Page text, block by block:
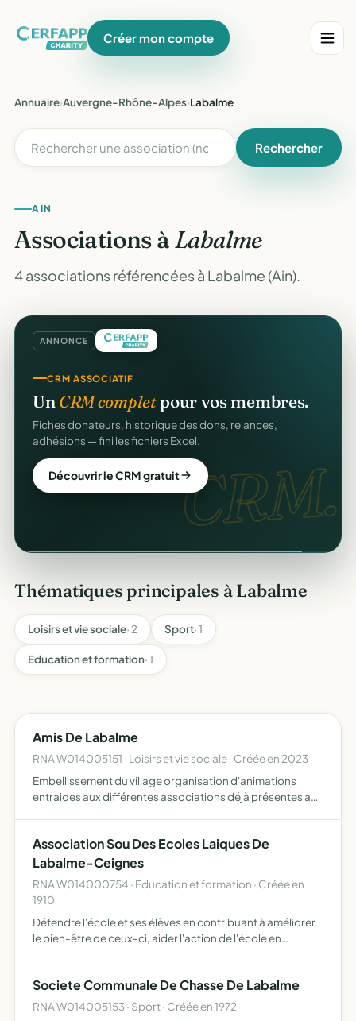
Créer mon compte
Annuaire›Auvergne-Rhône-Alpes›Labalme
Rechercher
AIN
Associations àLabalme
4 associations référencées à Labalme (Ain).
ANNONCE
CRM.
CRM ASSOCIATIF
Un CRM completpour vos membres.
Fiches donateurs, historique des dons, relances,
adhésions — fini les fichiers Excel.
Découvrir le CRM gratuit
Thématiques principales à Labalme
Loisirs et vie sociale· 2 Sport· 1
Education et formation· 1
Amis De Labalme
RNA W014005151 · Loisirs et vie sociale · Créée en 2023
Embellissement du village organisation d'animations
entraides aux différentes associations déjà présentes au
Association Sou Des Ecoles Laiques De
Labalme-Ceignes
RNA W014000754 · Education et formation · Créée en
1910
Défendre l'école et ses élèves en contribuant à améliorer
le bien-être de ceux-ci, aider l'action de l'école en
Societe Communale De Chasse De Labalme
RNA W014005153 · Sport · Créée en 1972